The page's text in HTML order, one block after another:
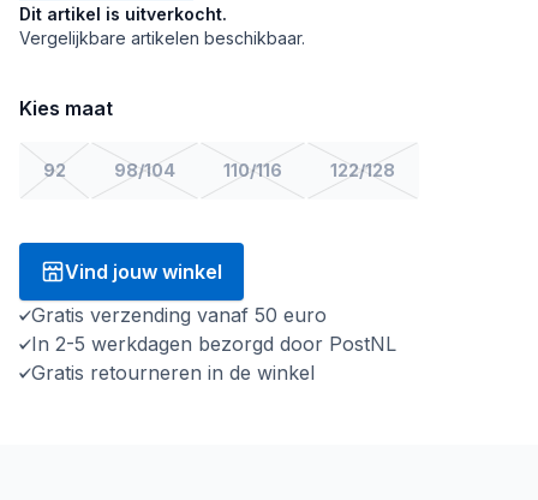
Dit artikel is uitverkocht.
Vergelijkbare artikelen beschikbaar.
Kies maat
92 98/104 110/116 122/128
Vind jouw winkel
Gratis verzending vanaf 50 euro
In 2-5 werkdagen bezorgd door PostNL
Gratis retourneren in de winkel